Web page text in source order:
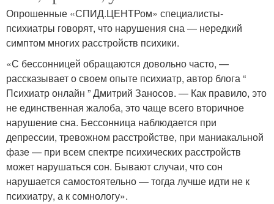
Опрошенные «СПИД.ЦЕНТРом» специалисты-
психиатры говорят, что нарушения сна — нередкий
симптом многих расстройств психики.
«С бессонницей обращаются довольно часто, —
рассказывает о своем опыте психиатр, автор блога “
Психиатр онлайн ” Дмитрий Заносов. — Как правило, это
не единственная жалоба, это чаще всего вторичное
нарушение сна. Бессонница наблюдается при
депрессии, тревожном расстройстве, при маниакальной
фазе — при всем спектре психических расстройств
может нарушаться сон. Бывают случаи, что сон
нарушается самостоятельно — тогда лучше идти не к
психиатру, а к сомнологу».